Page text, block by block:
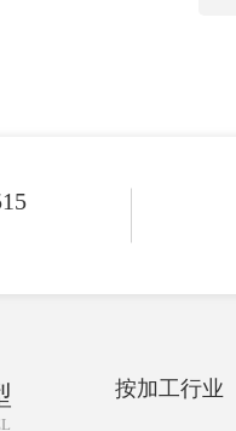
按加工行业